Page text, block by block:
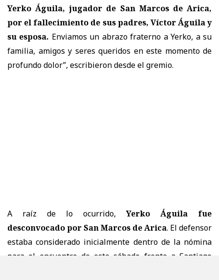
Yerko Águila, jugador de San Marcos de Arica,
por el fallecimiento de sus padres, Víctor Águila y
su esposa. Enviamos un abrazo fraterno a Yerko, a su
familia, amigos y seres queridos en este momento de
profundo dolor”, escribieron desde el gremio.
A raíz de lo ocurrido,Yerko Águila fue
desconvocado por San Marcos de Arica. El defensor
estaba considerado inicialmente dentro de la nómina
para el encuentro de este sábado frente a Santiago